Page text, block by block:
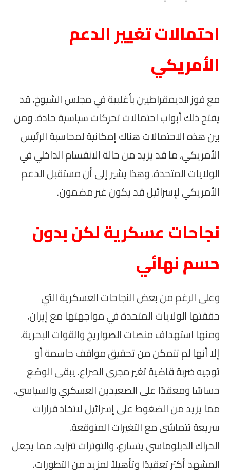
احتمالات تغيير الدعم
الأمريكي
مع فوز الديمقراطيين بأغلبية في مجلس الشيوخ، قد
يفتح ذلك أبواب احتمالات تحركات سياسية حادة. ومن
بين هذه الاحتمالات هناك إمكانية لمحاسبة الرئيس
الأمريكي، ما قد يزيد من حالة الانقسام الداخلي في
الولايات المتحدة. وهذا يشير إلى أن مستقبل الدعم
الأمريكي لإسرائيل قد يكون غير مضمون.
نجاحات عسكرية لكن بدون
حسم نهائي
وعلى الرغم من بعض النجاحات العسكرية التي
حققتها الولايات المتحدة في مواجهتها مع إيران،
ومنها استهداف منصات الصواريخ والقوات البحرية،
إلا أنها لم تتمكن من تحقيق مواقف حاسمة أو
توجيه ضربة قاضية تغير مجرى الصراع. يبقى الوضع
حساسًا ومعقدًا على الصعيدين العسكري والسياسي،
مما يزيد من الضغوط على إسرائيل لاتخاذ قرارات
سريعة تتماشى مع التغيرات المتوقعة.
الحراك الدبلوماسي يتسارع، والتوترات تتزايد، مما يجعل
المشهد أكثر تعقيدًا وتأهيلاً لمزيد من التطورات.